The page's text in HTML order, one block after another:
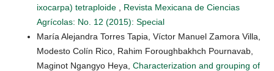
ixocarpa) tetraploide
Revista Mexicana de Ciencias
Agrícolas: No. 12 (2015): Special
María Alejandra Torres Tapia, Víctor Manuel Zamora Villa,
Modesto Colín Rico, Rahim Foroughbakhch Pournavab,
Maginot Ngangyo Heya, Characterization and grouping of